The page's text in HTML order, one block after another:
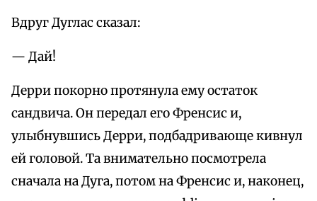
Вдруг Дуглас сказал:
— Дай!
Дерри покорно протянула ему остаток
сандвича. Он передал его Френсис и,
улыбнувшись Дерри, подбадривающе кивнул
ей головой. Та внимательно посмотрела
сначала на Дуга, потом на Френсис и, наконец,